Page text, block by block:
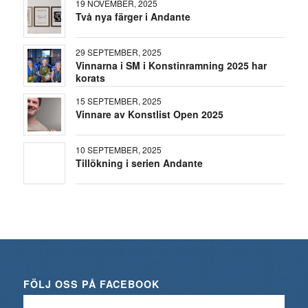
19 NOVEMBER, 2025
Två nya färger i Andante
29 SEPTEMBER, 2025
Vinnarna i SM i Konstinramning 2025 har
korats
15 SEPTEMBER, 2025
Vinnare av Konstlist Open 2025
10 SEPTEMBER, 2025
Tillökning i serien Andante
FÖLJ OSS PÅ FACEBOOK